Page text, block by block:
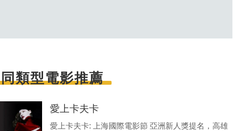
同類型電影推薦
愛上卡夫卡
愛上卡夫卡: 上海國際電影節 亞洲新人獎提名，高雄